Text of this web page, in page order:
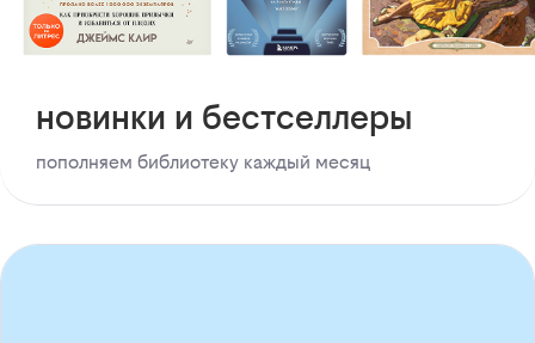
новинки и бестселлеры
пополняем библиотеку каждый месяц